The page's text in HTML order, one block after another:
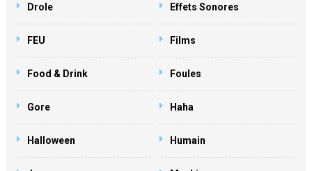
Drole Effets Sonores
FEU Films
Food & Drink Foules
Gore Haha
Halloween Humain